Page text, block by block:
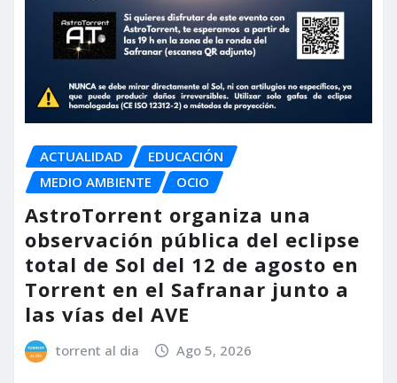
ACTUALIDAD
EDUCACIÓN
MEDIO AMBIENTE
OCIO
AstroTorrent organiza una
observación pública del eclipse
total de Sol del 12 de agosto en
Torrent en el Safranar junto a
las vías del AVE
torrent al dia Ago 5, 2026